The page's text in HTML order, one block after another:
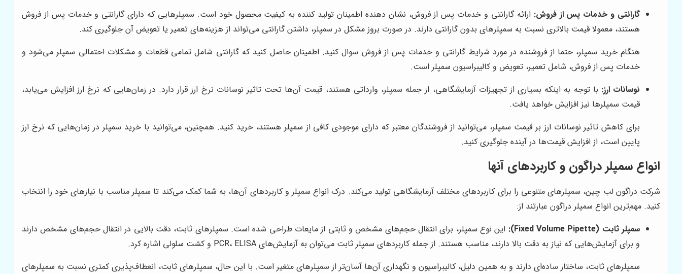
گارانتی و خدمات پس از فروش: ارائه گارانتی و خدمات پس از فروش، نشان دهنده اطمینان تولید کننده به کیفیت محصول خود است. سمپلرهایی که دارای گارانتی و خدمات پس از فروش
هستند، معمولا قیمت بالاتری نسبت به سمپلرهای بدون گارانتی دارند. در صورت بروز مشکل در سمپلر، داشتن گارانتی می‌تواند از هزینه‌های تعمیر یا تعویض آن جلوگیری کند.
هنگام خرید سمپلر، حتما از فروشنده در مورد شرایط گارانتی و خدمات پس از فروش سوال کنید. اطمینان حاصل کنید که گارانتی شامل تمامی قطعات و مشکلات احتمالی سمپلر می‌شود و
خدمات پس از فروش، شامل تعمیر، تعویض و کالیبراسیون سمپلر است.
نوسانات ارز: با توجه به اینکه بسیاری از تجهیزات آزمایشگاهی، از جمله سمپلر، وارداتی هستند، قیمت آن‌ها تحت تاثیر نوسانات نرخ ارز قرار دارد. در زمان‌هایی که نرخ ارز افزایش می‌یابد،
قیمت سمپلرها نیز افزایش خواهد یافت.
برای کاهش تاثیر نوسانات ارز بر قیمت سمپلر، می‌توانید از فروشندگان معتبر که دارای موجودی کافی از سمپلر هستند، خرید کنید. همچنین، می‌توانید با خرید سمپلر در زمان‌هایی که نرخ ارز
پایین است، از افزایش قیمت‌ها در آینده جلوگیری کنید.
انواع سمپلر دراگون و کاربردهای آنها
شرکت دراگون لب چین، سمپلرهای متنوعی را برای کاربردهای مختلف آزمایشگاهی تولید می‌کند. درک انواع سمپلر و کاربردهای آن‌ها، به شما کمک می‌کند تا سمپلر مناسب با نیازهای خود را انتخاب
کنید. مهم‌ترین انواع سمپلر دراگون عبارتند از:
سمپلر ثابت (Fixed Volume Pipette):
این نوع سمپلر، برای انتقال حجم‌های مشخص و ثابتی از مایعات طراحی شده است. سمپلرهای ثابت، دقت بالایی در انتقال حجم‌های مشخص دارند
و برای آزمایش‌هایی که نیاز به دقت بالا دارند، مناسب هستند. از جمله کاربردهای سمپلر ثابت می‌توان به آزمایش‌های PCR، ELISA و کشت سلولی اشاره کرد.
سمپلرهای ثابت، ساختار ساده‌ای دارند و به همین دلیل، کالیبراسیون و نگهداری آن‌ها آسان‌تر از سمپلرهای متغیر است. با این حال، سمپلرهای ثابت، انعطاف‌پذیری کمتری نسبت به سمپلرهای